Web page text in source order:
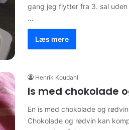
gang jeg flytter fra 3. sal
…
Læs mere
Henrik Koudahl
Is med chokolade
En is med chokolade og
Chokolade og rødvin kan